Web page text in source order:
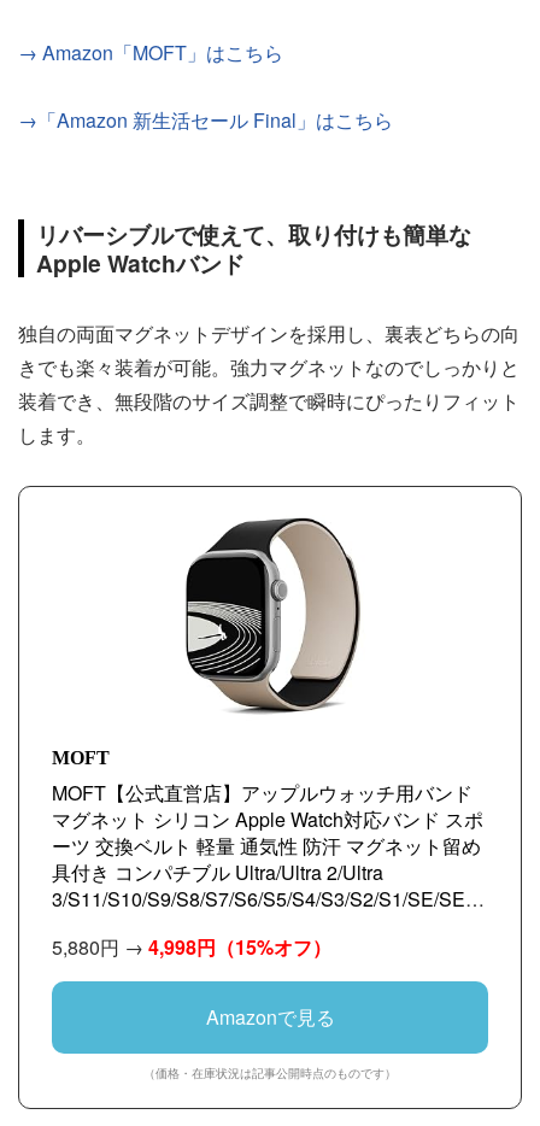
→ Amazon「MOFT」はこちら
→「Amazon 新生活セール Final」はこちら
リバーシブルで使えて、取り付けも簡単な
Apple Watchバンド
独自の両面マグネットデザインを採用し、裏表どちらの向
きでも楽々装着が可能。強力マグネットなのでしっかりと
装着でき、無段階のサイズ調整で瞬時にぴったりフィット
します。
MOFT
MOFT【公式直営店】アップルウォッチ用バンド
マグネット シリコン Apple Watch対応バンド スポ
ーツ 交換ベルト 軽量 通気性 防汗 マグネット留め
具付き コンパチブル Ultra/Ultra 2/Ultra
3/S11/S10/S9/S8/S7/S6/S5/S4/S3/S2/S1/SE/SE2/
45mm 46mm 49mm MOFT【公式直営店】アップ
ルウォッチ用バンド マグネット シリコン Apple
Watch対応バンド スポーツ 交換ベルト 軽量 通気
性 防汗 マグネット留め具付き コンパチブル
S11/S10/S9/S8/S7/S6/S5/S4/S3/S2/S1/SE/SE2/S
E3 に適用 38mm 40mm 41mm 42mm（ジェットブ
ラックxサンドベージュ）
5,880円 → 4,998円 （15%オフ）
Amazonで見る
（価格・在庫状況は記事公開時点のものです）